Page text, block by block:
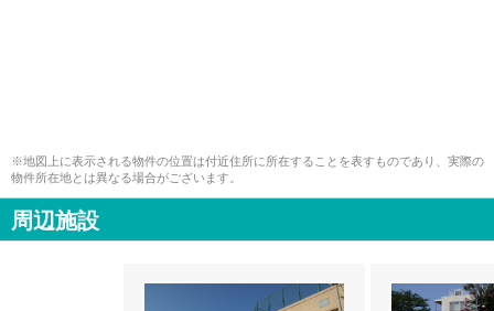
※地図上に表示される物件の位置は付近住所に所在することを表すものであり、実際の
物件所在地とは異なる場合がございます。
周辺施設